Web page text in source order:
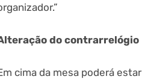
do contrarrelógio
cima da mesa poderá